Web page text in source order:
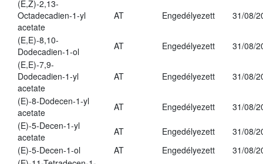
(E,Z)-2,13-
Octadecadien-1-yl
acetate
AT Engedélyezett 31/08/
(E,E)-8,10-
Dodecadien-1-ol
AT Engedélyezett
31/08/
(E,E)-7,9-
Dodecadien-1-yl
acetate
AT Engedélyezett 31/08/
(E)-8-Dodecen-1-yl
acetate
AT Engedélyezett
31/08/
(E)-5-Decen-1-yl
acetate
AT Engedélyezett
31/08/
(E)-5-Decen-1-ol
AT Engedélyezett
31/08/